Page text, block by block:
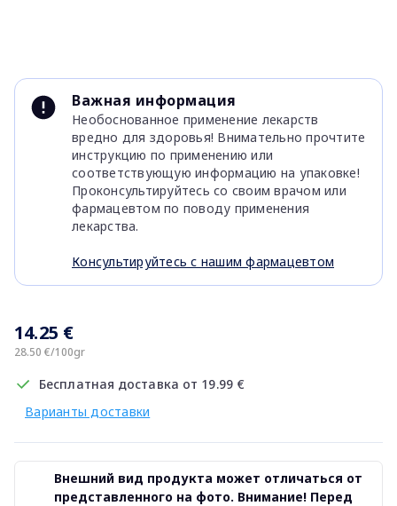
Важная информация
Необоснованное применение лекарств
вредно для здоровья! Внимательно прочтите
инструкцию по применению или
соответствующую информацию на упаковке!
Проконсультируйтесь со своим врачом или
фармацевтом по поводу применения
лекарства.
Консультируйтесь с нашим фармацевтом
14.25 €
28.50 €/100gr
Бесплатная доставка от 19.99 €
Варианты доставки
Внешний вид продукта может отличаться от
представленного на фото. Внимание! Перед